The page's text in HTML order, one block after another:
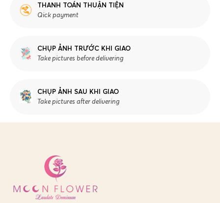
THANH TOÁN THUẬN TIỆN
Qick payment
CHỤP ẢNH TRƯỚC KHI GIAO
Take pictures before delivering
CHỤP ẢNH SAU KHI GIAO
Take pictures after delivering